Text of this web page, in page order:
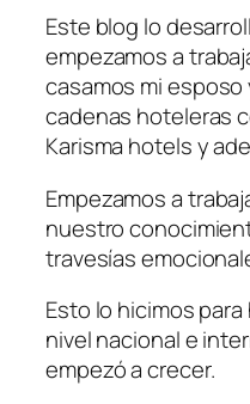
Este blog lo
empezamos a
casamos mi
cadenas hoteleras
Karisma hotels y
Empezamos a
nuestro
travesías
Esto lo hicimos
nivel nacional e
empezó a crecer.